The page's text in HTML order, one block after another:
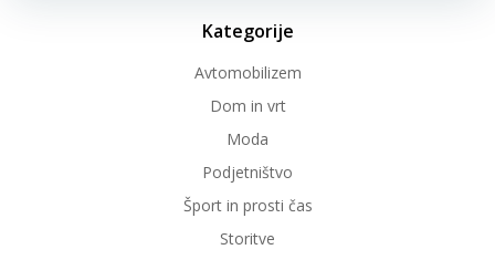
Kategorije
Avtomobilizem
Dom in vrt
Moda
Podjetništvo
Šport in prosti čas
Storitve